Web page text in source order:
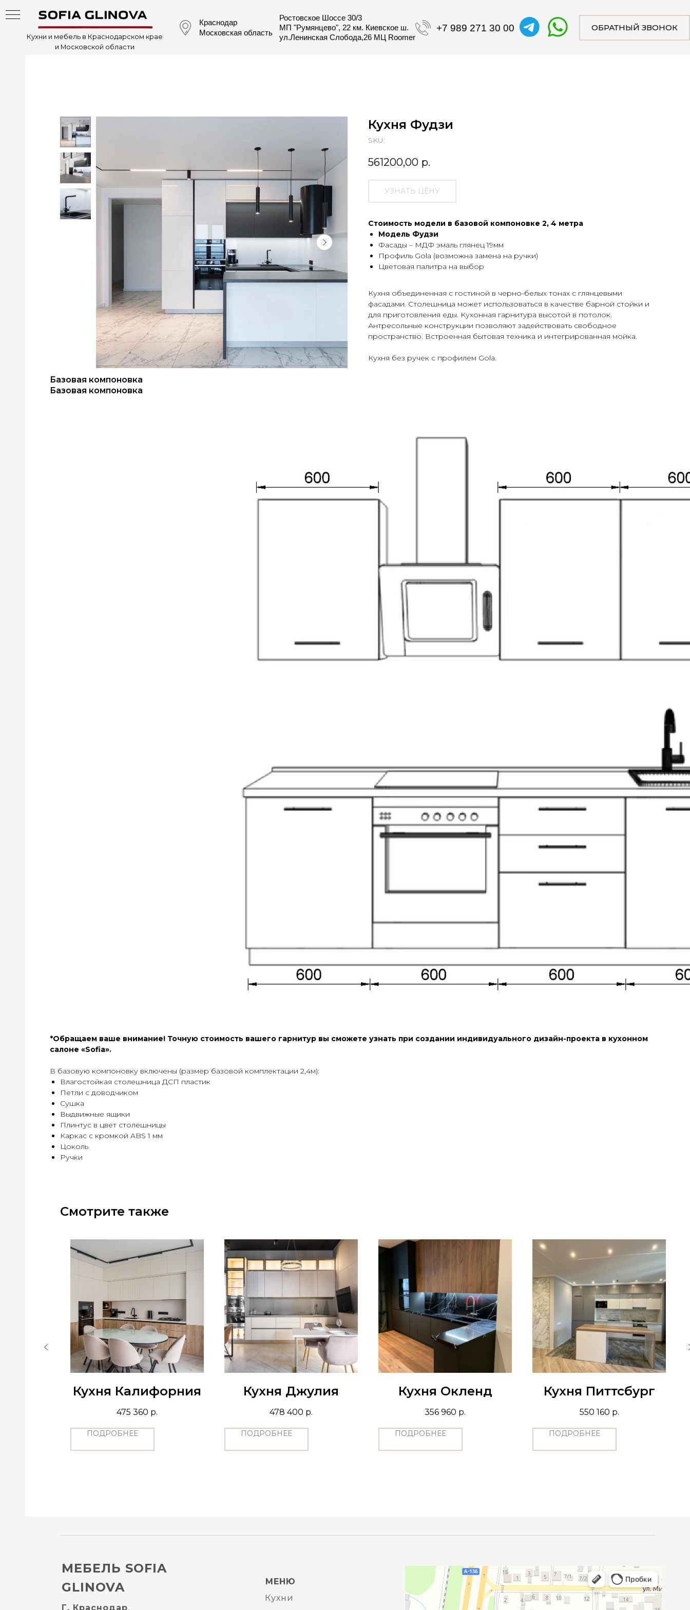
Кухни и мебель в Краснодарском крае
и Московской области
ОБРАТНЫЙ ЗВОНОК
+7 989 271 30 00
Краснодар
Московская область
Ростовское Шоссе 30/3
ул.Ленинская Слобода,26 МЦ Roomer
МП "Румянцево", 22 км. Киевское ш.
Кухня Фудзи
SKU:
561200,00 р.
УЗНАТЬ ЦЕНУ
Стоимость модели в базовой компоновке 2, 4 метра
Модель Фудзи
Фасады – МДФ эмаль глянец 19мм
Профиль Gola (возможна замена на ручки)
Цветовая палитра на выбор
Кухня объединенная с гостиной в черно-белых тонах с глянцевыми
фасадами. Столешница может использоваться в качестве барной стойки и
для приготовления еды. Кухонная гарнитура высотой в потолок.
Антресольные конструкции позволяют задействовать свободное
пространство. Встроенная бытовая техника и интегрированная мойка.
Кухня без ручек с профилем Gola.
Базовая компоновка
Базовая компоновка
*Обращаем ваше внимание! Точную стоимость вашего гарнитур вы сможете узнать при создании индивидуального дизайн-проекта в кухонном
салоне «Sofia».
В базовую компоновку включены (размер базовой комплектации 2,4м):
Влагостойкая столешница ДСП пластик
Петли с доводчиком
Сушка
Выдвижные ящики
Плинтус в цвет столешницы
Каркас с кромкой ABS 1 мм
Цоколь
Ручки
Смотрите также
Кухня Калифорния
475 360 р.
ПОДРОБНЕЕ
Кухня Джулия
478 400 р.
ПОДРОБНЕЕ
Кухня Окленд
356 960 р.
ПОДРОБНЕЕ
Кухня Питтсбург
550 160 р.
ПОДРОБНЕЕ
МЕНЮ
МЕБЕЛЬ SOFIA
GLINOVA
Г. Краснодар,
Кухни